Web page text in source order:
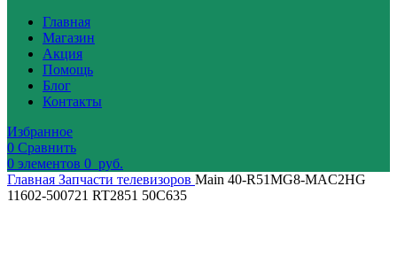
Главная
Магазин
Акция
Помощь
Блог
Контакты
Избранное
0 Сравнить
0 элементов 0 руб.
Главная Запчасти телевизоров Main 40-R51MG8-MAC2HG
11602-500721 RT2851 50C635